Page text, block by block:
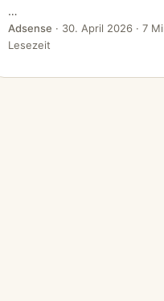
…
Adsense · 30. April 2026· 7
Lesezeit